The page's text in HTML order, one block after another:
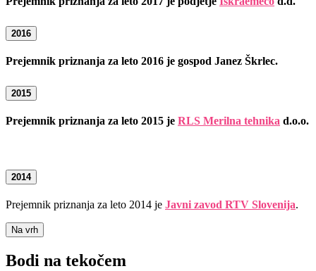
2016
Prejemnik priznanja za leto 2016 je gospod Janez Škrlec.
2015
Prejemnik priznanja za leto 2015 je RLS Merilna tehnika d.o.o.
2014
Prejemnik priznanja za leto 2014 je Javni zavod RTV Slovenija.
Na vrh
Bodi na tekočem